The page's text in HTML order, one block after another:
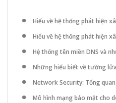
Hiểu về hệ thống phát hiện
Hiểu về hệ thống phát hiện
Hệ thống tên miền DNS và
Những hiểu biết về tường
Network Security: Tổng
Mô hình mạng bảo mật cho